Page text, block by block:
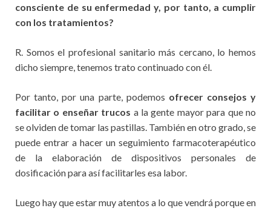
consciente de su enfermedad y, por tanto, a cumplir
con los tratamientos?
R. Somos el profesional sanitario más cercano, lo hemos
dicho siempre, tenemos trato continuado con él.
Por tanto, por una parte, podemos ofrecer consejos y
facilitar o enseñar trucos a la gente mayor para que no
se olviden de tomar las pastillas. También en otro grado, se
puede entrar a hacer un seguimiento farmacoterapéutico
de la elaboración de dispositivos personales de
dosificación para así facilitarles esa labor.
Luego hay que estar muy atentos a lo que vendrá porque en